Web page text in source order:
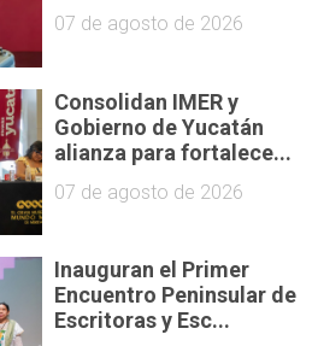
07 de agosto de 2026
Consolidan IMER y
Gobierno de Yucatán
alianza para fortalece...
07 de agosto de 2026
Inauguran el Primer
Encuentro Peninsular de
Escritoras y Esc...